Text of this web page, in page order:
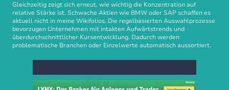
Gleichzeitig zeigt sich erneut, wie wichtig die Konzentration auf
relative Stärke ist. Schwache Aktien wie BMW oder SAP schaffen es
aktuell nicht in meine Wikifolios. Die regelbasierten Auswahlprozesse
bevorzugen Unternehmen mit intakten Aufwärtstrends und
überdurchschnittlicher Kursentwicklung. Dadurch werden
problematische Branchen oder Einzelwerte automatisch aussortiert.